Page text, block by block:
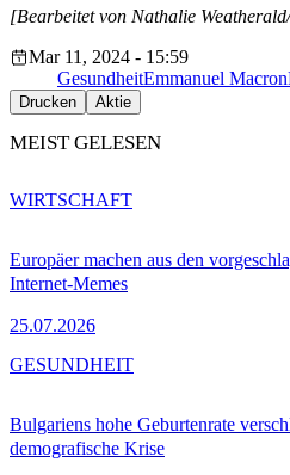
[Bearbeitet von Nathalie
Mar 11, 2024 - 15:59
GesundheitEmmanuel Macron
Drucken Aktie
MEIST GELESEN
Europäer machen aus den
Internet-Memes
25.07.2026
WIRTSCHAFT
Bulgariens hohe Geburtenrate
demografische Krise
GESUNDHEIT